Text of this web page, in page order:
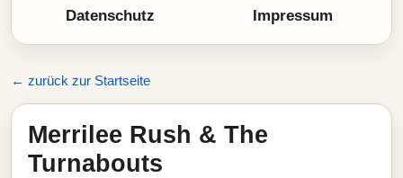
Datenschutz Impressum
← zurück zur Startseite
Merrilee Rush & The
Turnabouts